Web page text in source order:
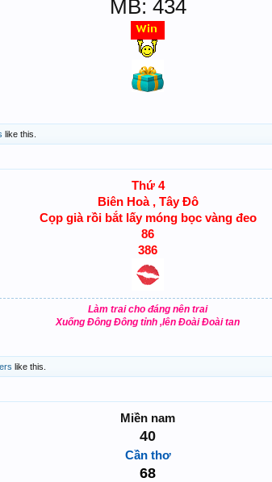
MB: 434
like this.
Thứ 4
Biên Hoà , Tây Đô
Cọp già rồi bắt lấy móng bọc vàng đeo
86
386
Làm trai cho đáng nên trai
Xuống Đông Đông tỉnh ,lên Đoài Đoài tan
like this.
Miền nam
40
Cần thơ
68